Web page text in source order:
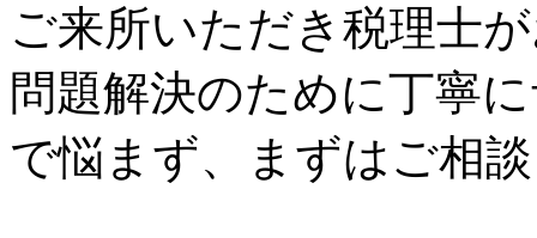
ご来所いただき税理士
問題解決のために丁寧
で悩まず、まずはご相